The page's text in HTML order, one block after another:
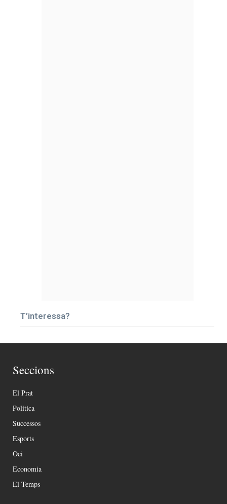
T’interessa?
Seccions
El Prat
Política
Successos
Esports
Oci
Economia
El Temps